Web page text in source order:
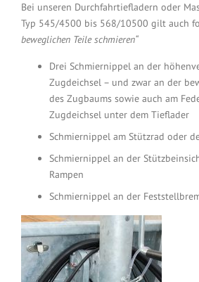
Bei unseren Durchfahrtiefladern oder
Typ 545/4500 bis 568/10500 gilt auch
beweglichen Teile schmieren“
Drei Schmiernippel an der
Zugdeichsel – und zwar an der
des Zugbaums sowie auch am
Zugdeichsel unter dem Tieflader
Schmiernippel am Stützrad oder
Schmiernippel an der
Rampen
Schmiernippel an der